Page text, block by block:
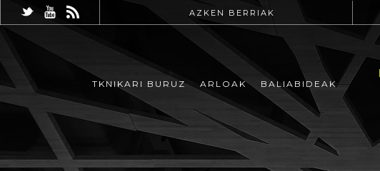
AZKEN BERRIAK
TKNIKARI BURUZ ARLOAK BALIABIDEAK